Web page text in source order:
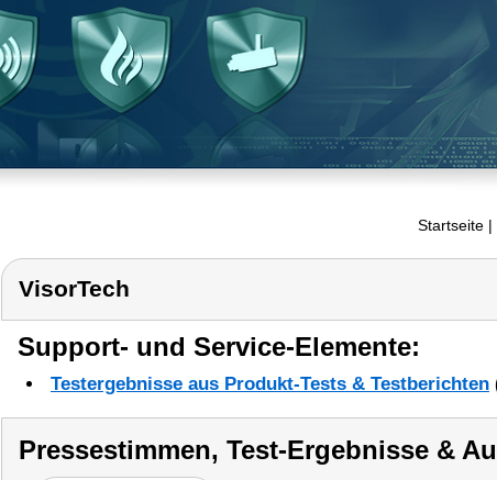
Startseite |
VisorTech
Support- und Service-Elemente:
Testergebnisse aus Produkt-Tests & Testberichten
Pressestimmen, Test-Ergebnisse &